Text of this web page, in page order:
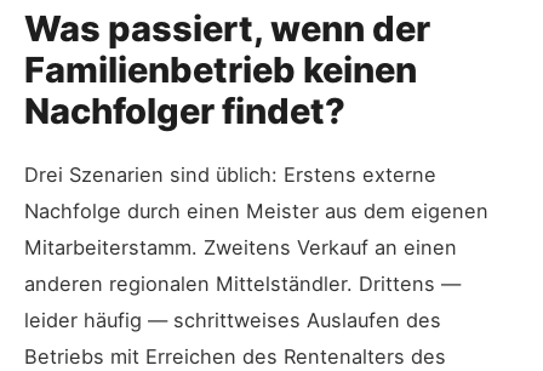
Was passiert, wenn der
Familienbetrieb keinen
Nachfolger findet?
Drei Szenarien sind üblich: Erstens externe
Nachfolge durch einen Meister aus dem eigenen
Mitarbeiterstamm. Zweitens Verkauf an einen
anderen regionalen Mittelständler. Drittens —
leider häufig — schrittweises Auslaufen des
Betriebs mit Erreichen des Rentenalters des